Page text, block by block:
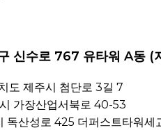
신수로 767 유타워 A동 (
도 제주시 첨단로 3길 7
가장산업서북로 40-53
독산성로 425 더퍼스트타워세